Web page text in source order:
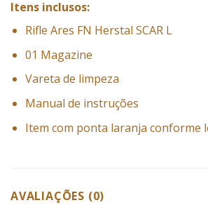
Itens inclusos:
Rifle Ares FN Herstal SCAR L
01 Magazine
Vareta de limpeza
Manual de instruções
Item com ponta laranja conforme
AVALIAÇÕES (0)